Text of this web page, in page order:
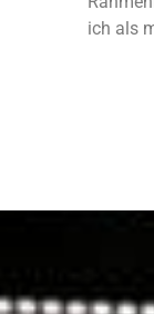
ich als